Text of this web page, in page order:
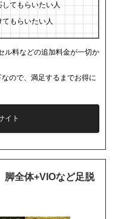
てもらいたい人
もらいたい人
ル料などの追加料金が一切か
ので、満足するまでお得に
イト
脚全体+VIOなど足脱